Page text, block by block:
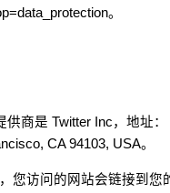
。
商是 Twitter Inc，地址：
CA 94103, USA。
您访问的网站会链接到您